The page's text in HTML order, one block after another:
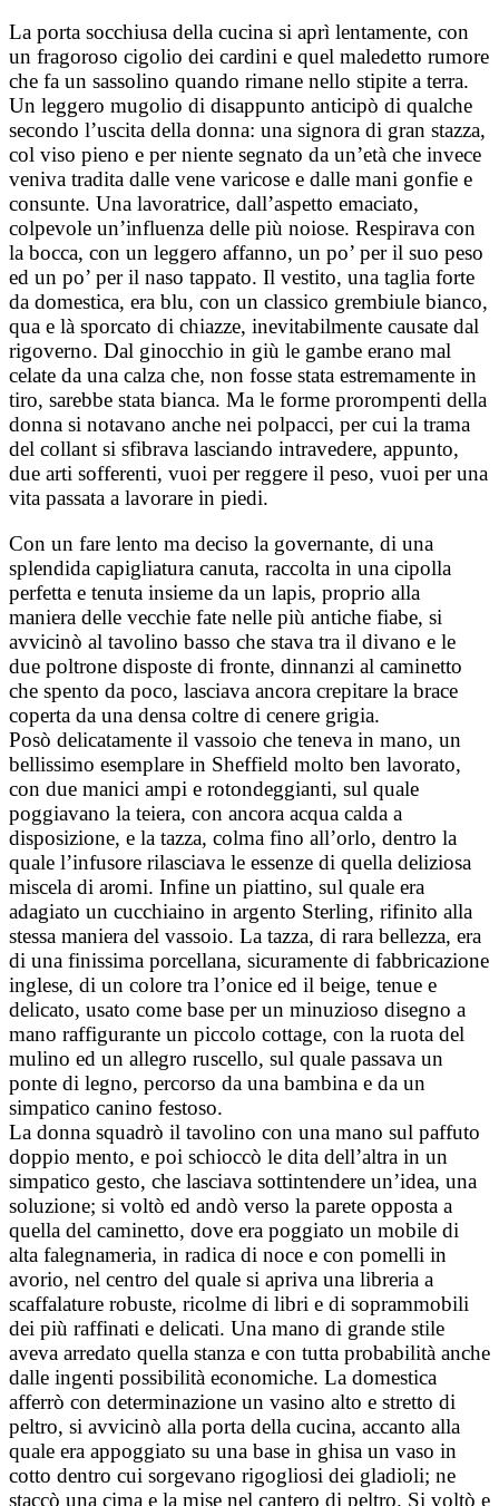
La porta socchiusa della cucina si aprì lentamente, con
un fragoroso cigolio dei cardini e quel maledetto rumore
che fa un sassolino quando rimane nello stipite a terra.
Un leggero mugolio di disappunto anticipò di qualche
secondo l’uscita della donna: una signora di gran stazza,
col viso pieno e per niente segnato da un’età che invece
veniva tradita dalle vene varicose e dalle mani gonfie e
consunte. Una lavoratrice, dall’aspetto emaciato,
colpevole un’influenza delle più noiose. Respirava con
la bocca, con un leggero affanno, un po’ per il suo peso
ed un po’ per il naso tappato. Il vestito, una taglia forte
da domestica, era blu, con un classico grembiule bianco,
qua e là sporcato di chiazze, inevitabilmente causate dal
rigoverno. Dal ginocchio in giù le gambe erano mal
celate da una calza che, non fosse stata estremamente in
tiro, sarebbe stata bianca. Ma le forme prorompenti della
donna si notavano anche nei polpacci, per cui la trama
del collant si sfibrava lasciando intravedere, appunto,
due arti sofferenti, vuoi per reggere il peso, vuoi per una
vita passata a lavorare in piedi.
Con un fare lento ma deciso la governante, di una
splendida capigliatura canuta, raccolta in una cipolla
perfetta e tenuta insieme da un lapis, proprio alla
maniera delle vecchie fate nelle più antiche fiabe, si
avvicinò al tavolino basso che stava tra il divano e le
due poltrone disposte di fronte, dinnanzi al caminetto
che spento da poco, lasciava ancora crepitare la brace
coperta da una densa coltre di cenere grigia.
Posò delicatamente il vassoio che teneva in mano, un
bellissimo esemplare in Sheffield molto ben lavorato,
con due manici ampi e rotondeggianti, sul quale
poggiavano la teiera, con ancora acqua calda a
disposizione, e la tazza, colma fino all’orlo, dentro la
quale l’infusore rilasciava le essenze di quella deliziosa
miscela di aromi. Infine un piattino, sul quale era
adagiato un cucchiaino in argento Sterling, rifinito alla
stessa maniera del vassoio. La tazza, di rara bellezza, era
di una finissima porcellana, sicuramente di fabbricazione
inglese, di un colore tra l’onice ed il beige, tenue e
delicato, usato come base per un minuzioso disegno a
mano raffigurante un piccolo cottage, con la ruota del
mulino ed un allegro ruscello, sul quale passava un
ponte di legno, percorso da una bambina e da un
simpatico canino festoso.
La donna squadrò il tavolino con una mano sul paffuto
doppio mento, e poi schioccò le dita dell’altra in un
simpatico gesto, che lasciava sottintendere un’idea, una
soluzione; si voltò ed andò verso la parete opposta a
quella del caminetto, dove era poggiato un mobile di
alta falegnameria, in radica di noce e con pomelli in
avorio, nel centro del quale si apriva una libreria a
scaffalature robuste, ricolme di libri e di soprammobili
dei più raffinati e delicati. Una mano di grande stile
aveva arredato quella stanza e con tutta probabilità anche
dalle ingenti possibilità economiche. La domestica
afferrò con determinazione un vasino alto e stretto di
peltro, si avvicinò alla porta della cucina, accanto alla
quale era appoggiato su una base in ghisa un vaso in
cotto dentro cui sorgevano rigogliosi dei gladioli; ne
staccò una cima e la mise nel cantero di peltro. Si voltò e